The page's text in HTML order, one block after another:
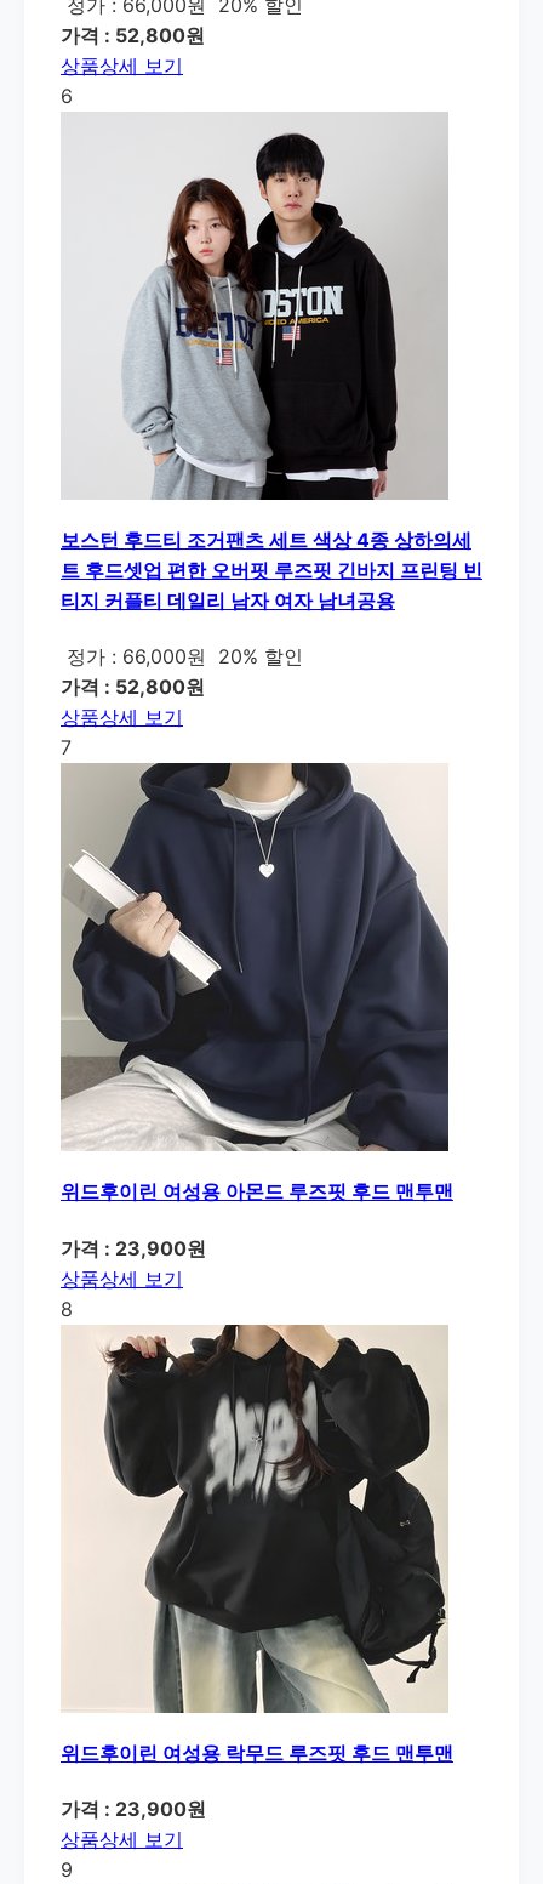
가격 : 52,800원
상품상세 보기
6
보스턴 후드티 조거팬츠 세트 색상 4종 상하의세
트 후드셋업 편한 오버핏 루즈핏 긴바지 프린팅 빈
티지 커플티 데일리 남자 여자 남녀공용
정가 : 66,000원
20% 할인
가격 : 52,800원
상품상세 보기
7
위드후이린 여성용 아몬드 루즈핏 후드 맨투맨
가격 : 23,900원
상품상세 보기
8
위드후이린 여성용 락무드 루즈핏 후드 맨투맨
가격 : 23,900원
상품상세 보기
9